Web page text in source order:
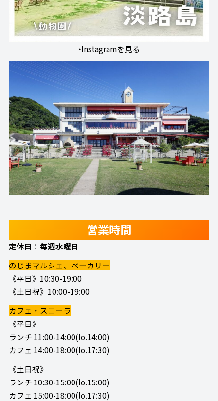
‣Instagramを見る
営業時間
定休日：毎週水曜日
のじまマルシェ、ベーカリー
《平日》10:30-19:00
《土日祝》10:00-19:00
カフェ・スコーラ
《平日》
ランチ 11:00-14:00(lo.14:00)
カフェ 14:00-18:00(lo.17:30)
《土日祝》
ランチ 10:30-15:00(lo.15:00)
カフェ 15:00-18:00(lo.17:30)